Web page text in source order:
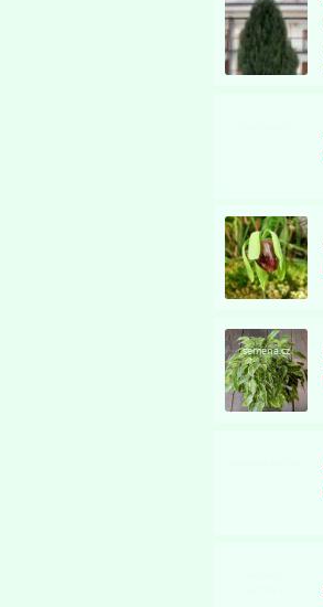
semena.cz